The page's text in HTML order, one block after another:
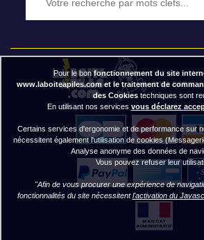
2020 BAP ⓒ -
Pour le bonfonctionnement du site
www.laboiteapiles.com et le traitement de
des Cookiestechniques sont
En utilisant nos services vous déclarez
Certains services d'ergonomie et de performance sur
nécessitent également l'utilisation de cookies
Analyse anonyme des données de
Vous pouvez refuser leur
"Afin de vous procurer une expérience de
fonctionnalités du site nécessitentl'activation du